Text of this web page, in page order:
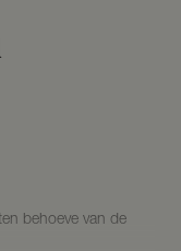
behoeve van de